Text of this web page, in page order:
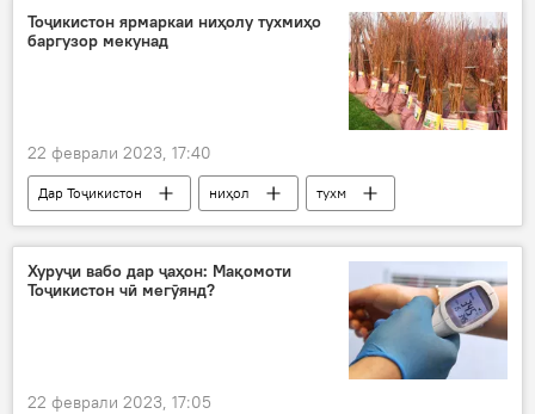
Тоҷикистон ярмаркаи ниҳолу тухмиҳо
баргузор мекунад
22 феврали 2023, 17:40
Дар Тоҷикистон ниҳол
тухм
ярмарка
Суғд Душанбе
Хуруҷи вабо дар ҷаҳон: Мақомоти
Тоҷикистон чӣ мегӯянд?
22 феврали 2023, 17:05